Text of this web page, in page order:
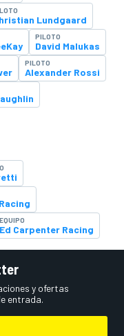
Lundgaard
PILOTO
David Malukas
PILOTO
Alexander Rossi
EQUIPO
Ed Carpenter Racing
y ofertas
entrada.